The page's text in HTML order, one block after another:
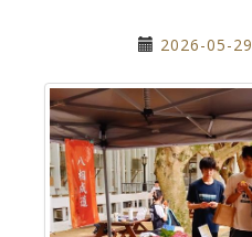
2026-05-29